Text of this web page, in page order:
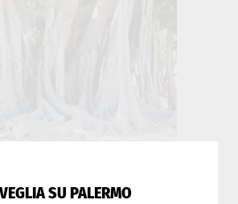
SU PALERMO